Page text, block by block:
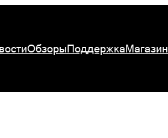
ОбзорыПоддержкаМагазин